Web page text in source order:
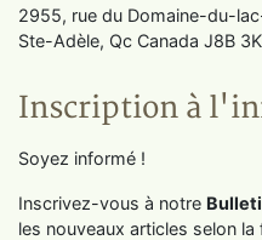
2955, rue du Domaine-du-
Ste-Adèle, Qc Canada J8B
Inscription à
Soyez informé !
Inscrivez-vous à notre
les nouveaux articles selon